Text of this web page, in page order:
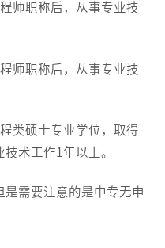
师职称后，从事专业技
师职称后，从事专业技
类硕士专业学位，取得
术工作1年以上。
是需要注意的是中专无申